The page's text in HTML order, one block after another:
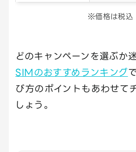
※価格は税込
どのキャンペーンを選ぶか
SIMのおすすめランキング
び方のポイントもあわせて
しょう。